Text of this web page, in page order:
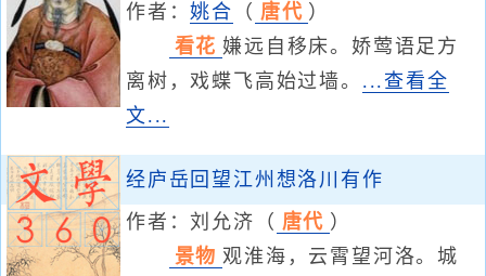
作者：姚合 （ 唐代 ）
看花 嫌远自移床。娇莺语足方
离树，戏蝶飞高始过墙。 ...查看全
文...
经庐岳回望江州想洛川有作
作者：刘允济 （ 唐代 ）
景物 观淮海，云霄望河洛。城